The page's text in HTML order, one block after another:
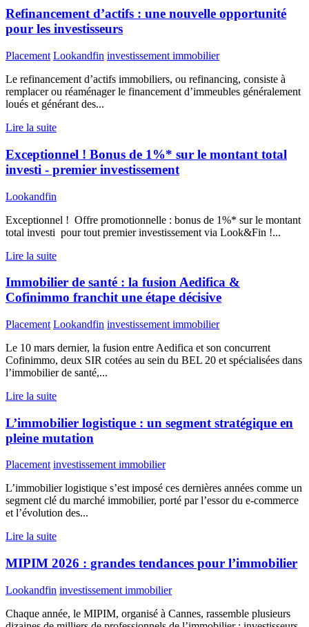
Refinancement d’actifs : une nouvelle opportunité
pour les investisseurs
Placement Lookandfin investissement immobilier
Le refinancement d’actifs immobiliers, ou refinancing, consiste à
remplacer ou réaménager le financement d’immeubles généralement
loués et générant des...
Lire la suite
Exceptionnel ! Bonus de 1%* sur le montant total
investi - premier investissement
Lookandfin
Exceptionnel ! Offre promotionnelle : bonus de 1%* sur le montant
total investi pour tout premier investissement via Look&Fin !...
Lire la suite
Immobilier de santé : la fusion Aedifica &
Cofinimmo franchit une étape décisive
Placement Lookandfin investissement immobilier
Le 10 mars dernier, la fusion entre Aedifica et son concurrent
Cofinimmo, deux SIR cotées au sein du BEL 20 et spécialisées dans
l’immobilier de santé,...
Lire la suite
L’immobilier logistique : un segment stratégique en
pleine mutation
Placement investissement immobilier
L’immobilier logistique s’est imposé ces dernières années comme un
segment clé du marché immobilier, porté par l’essor du e-commerce
et l’évolution des...
Lire la suite
MIPIM 2026 : grandes tendances pour l’immobilier
Lookandfin investissement immobilier
Chaque année, le MIPIM, organisé à Cannes, rassemble plusieurs